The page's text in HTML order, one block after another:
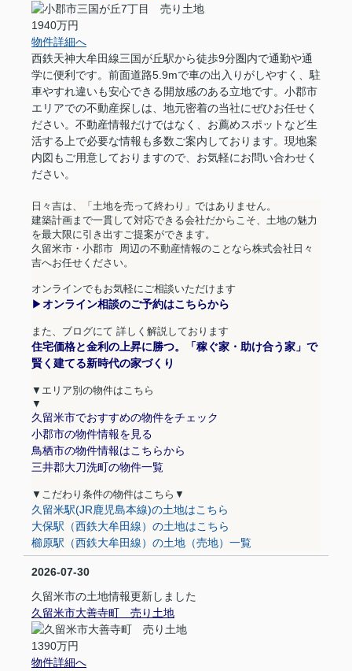
1940万円
物件詳細へ
西鉄天神大牟田線三国が丘駅から徒歩9分圏内で通勤や通
学に便利です。前面道路5.9mで車の出入りがしやすく、駐
車やすれ違いも安心できる開放感のある立地です。小郡市
エリアでの不動産探しは、地元密着の当社にぜひお任せく
ださい。不動産情報だけではなく、お薦めスポットなど生
活する上で必要な情報も多数ご案内しております。現地案
内図もご用意しておりますので、お気軽にお問い合わせく
ださい。
日々吉は、「土地を売って終わり」ではありません。
建築計画まで一貫して対応できる会社だからこそ、土地の魅力
を最大限に引き出すご提案ができます。
久留米市・小郡市
周辺の不動産情報のことなら株式会社日々
吉へお任せください。
オンラインでもお気軽にご相談いただけます
▶︎オンライン相談のご予約はこちらから
また、ブログにて 詳しく解説しております
住宅価格と金利の上昇に勝つ。「稼ぐ家・助け合う家」で
賢く建てる新時代の家づくり
▼エリア別の物件はこちら
▼
久留米市でおすすめの物件をチェック
小郡市の物件情報を見る
鳥栖市の物件情報はこちらから
三井郡大刀洗町の物件一覧
▼ こだわり条件の物件はこちら ▼
久留米駅(JR鹿児島本線)の土地はこちら
大保駅（西鉄大牟田線）の土地はこちら
櫛原駅（西鉄大牟田線）の土地（売地）一覧
2026-07-30
久留米市の土地情報更新しました
久留米市大善寺町 売り土地
1390万円
物件詳細へ